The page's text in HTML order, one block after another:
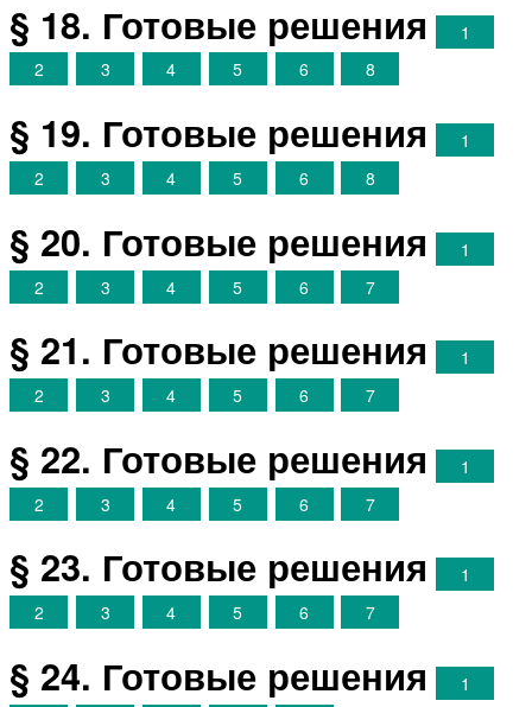
§ 18. Готовые решения
1
2
3 4 5 6 8
§ 19. Готовые решения
1
2
3 4 5 6 8
§ 20. Готовые решения
1
2
3 4 5 6 7
§ 21. Готовые решения
1
2
3 4 5 6 7
§ 22. Готовые решения
1
2
3 4 5 6 7
§ 23. Готовые решения
1
2
3 4 5 6 7
§ 24. Готовые решения
1